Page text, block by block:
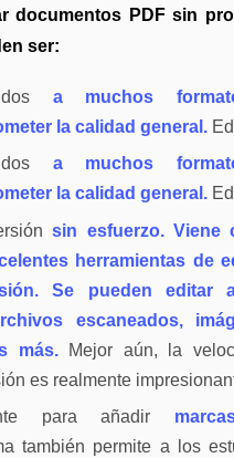
documentos PDF sin
ser:
a muchos
la calidad general.
a muchos
la calidad general.
sin esfuerzo. Viene
herramientas de
Se pueden editar
escaneados,
más.Mejor aún, la
es realmente
para añadir
también permite a los